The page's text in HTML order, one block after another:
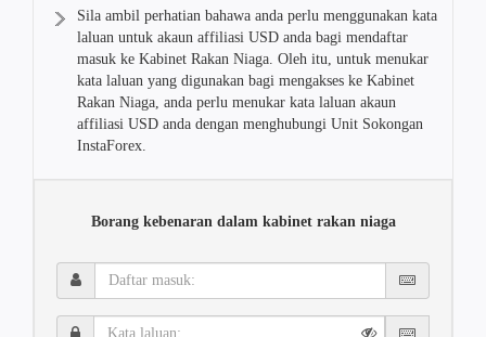
Sila ambil perhatian bahawa anda perlu menggunakan kata
laluan untuk akaun affiliasi USD anda bagi mendaftar
masuk ke Kabinet Rakan Niaga. Oleh itu, untuk menukar
kata laluan yang digunakan bagi mengakses ke Kabinet
Rakan Niaga, anda perlu menukar kata laluan akaun
affiliasi USD anda dengan menghubungi Unit Sokongan
InstaForex.
Borang kebenaran dalam kabinet rakan niaga
Daftar
masuk:
Kata